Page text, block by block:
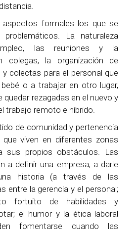
formales los que se
La naturaleza
las reuniones y la
colegas, la organización de
colectas para el personal que
o a trabajar en otro lugar,
quedar rezagadas en el nuevo y
trabajo remoto e híbrido.
de comunidad y pertenencia
que viven en diferentes zonas
sus propios obstáculos. Las
a definir una empresa, a darle
historia (a través de las
entre la gerencia y el personal;
fortuito de habilidades y
el humor y la ética laboral
fomentarse cuando las